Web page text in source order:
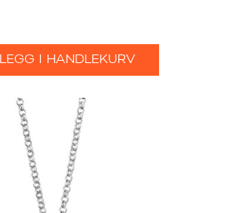
LEGG I HANDLEKURV